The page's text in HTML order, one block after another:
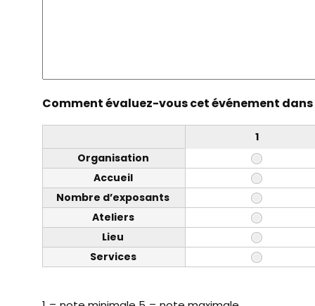
Comment évaluez-vous cet événement
1
Organisation
Accueil
Nombre d’exposants
Ateliers
Lieu
Services